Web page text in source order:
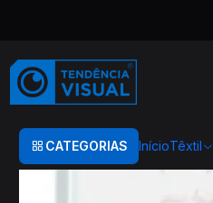
CATEGORIAS InícioTêxtil